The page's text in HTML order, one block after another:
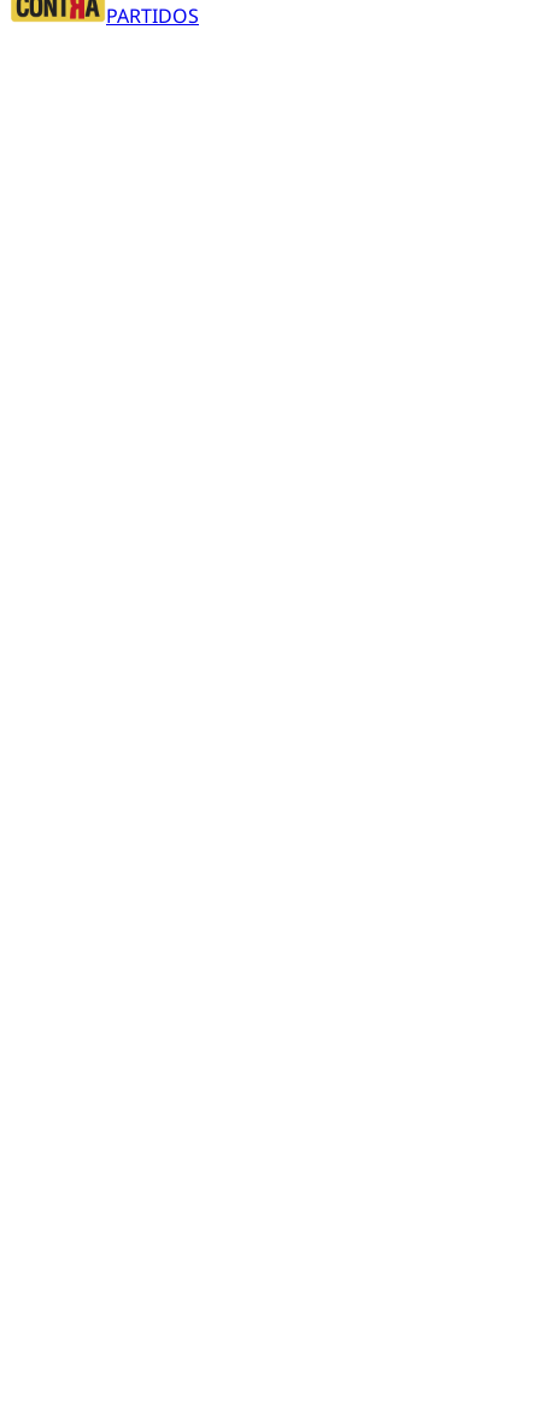
PARTIDOS